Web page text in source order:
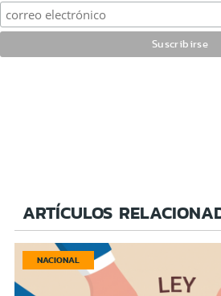
ARTÍCULOS
NACIONAL